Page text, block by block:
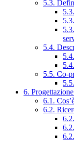
5.3.
5.4.
5.5. Co-
6.
6.1.
6.2.